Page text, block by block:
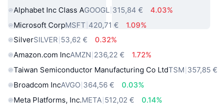
Alphabet Inc Class AGOOGL 315,84 €
4.03%
Microsoft CorpMSFT 420,71 €
1.09%
SilverSILVER 53,62 €
0.32%
Amazon.com IncAMZN 236,22 €
1.72%
Taiwan Semiconductor Manufacturing Co LtdTSM 357,85 €
Broadcom IncAVGO 364,56 €
0.03%
Meta Platforms, Inc.META 512,02 €
0.14%